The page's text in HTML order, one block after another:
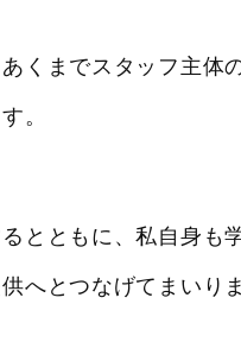
くまでスタッフ主体
。
とともに、私自身も
へとつなげてまいりま